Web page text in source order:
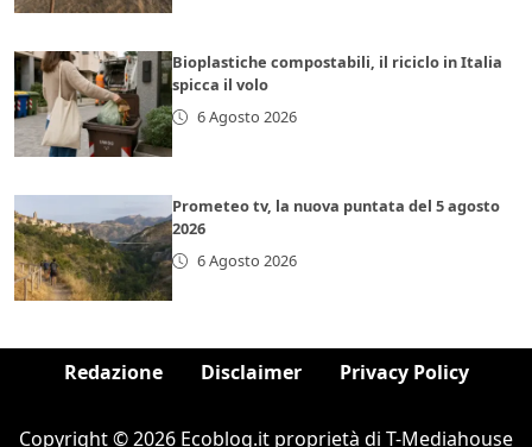
Bioplastiche compostabili, il riciclo in Italia
spicca il volo
6 Agosto 2026
Prometeo tv, la nuova puntata del 5 agosto
2026
6 Agosto 2026
Redazione Disclaimer Privacy Policy
Copyright © 2026 Ecoblog.it proprietà di T-Mediahouse